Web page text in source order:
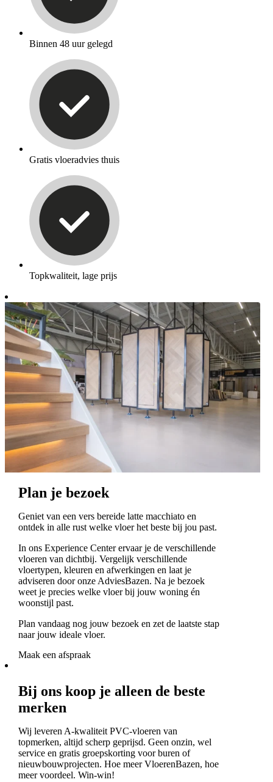
Binnen 48 uur gelegd
Gratis vloeradvies thuis
Topkwaliteit, lage prijs
Plan je bezoek
Geniet van een vers bereide latte macchiato en
ontdek in alle rust welke vloer het beste bij jou past.
In ons Experience Center ervaar je de verschillende
vloeren van dichtbij. Vergelijk verschillende
vloertypen, kleuren en afwerkingen en laat je
adviseren door onze AdviesBazen. Na je bezoek
weet je precies welke vloer bij jouw woning én
woonstijl past.
Plan vandaag nog jouw bezoek en zet de laatste stap
naar jouw ideale vloer.
Maak een afspraak
Bij ons koop je alleen de beste
merken
Wij leveren A-kwaliteit PVC-vloeren van
topmerken, altijd scherp geprijsd. Geen onzin, wel
service en gratis groepskorting voor buren of
nieuwbouwprojecten. Hoe meer VloerenBazen, hoe
meer voordeel. Win-win!